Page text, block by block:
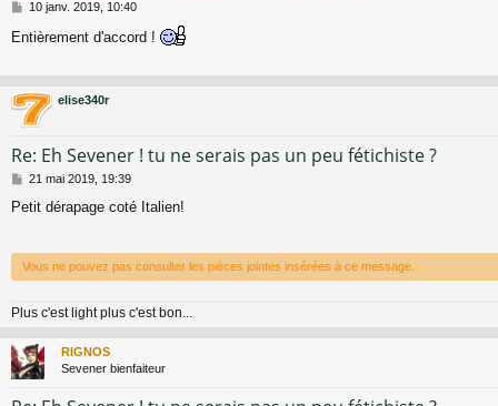
M
s
e
10 janv. 2019, 10:40
Entièrement d'accord !
elise340r
Re: Eh Sevener ! tu ne serais pas un peu fétichiste ?
M
s
g
21 mai 2019, 19:39
Petit dérapage coté Italien!
Vous ne pouvez pas consulter les pièces jointes insérées à ce message.
Plus c'est light plus c'est bon...
RIGNOS
Sevener bienfaiteur